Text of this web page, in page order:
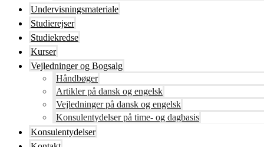
Undervisningsmateriale
Studierejser
Studiekredse
Kurser
Vejledninger og Bogsalg
Håndbøger
Artikler på dansk og engelsk
Vejledninger på dansk og engelsk
Konsulentydelser på time- og dagbasis
Konsulentydelser